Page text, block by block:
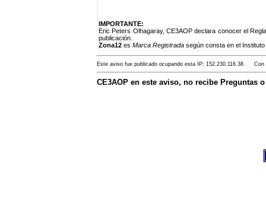
IMPORTANTE:
Eric Peters Olhagaray, CE3AOP declara conocer el
publicación.
Zona12 es Marca Registrada según consta en el
Este aviso fue publicado ocupando esta IP: 152.230.116.38 Con
CE3AOP en este aviso, no recibe Preguntas